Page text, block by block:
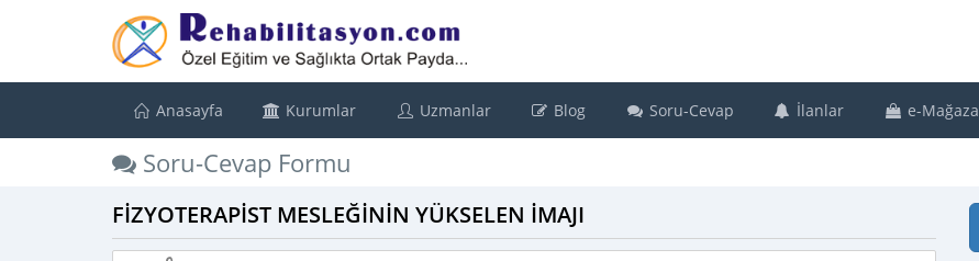
Anasayfa Kurumlar Uzmanlar Blog Soru-Cevap İlanlar e-Mağaza
Soru-Cevap Formu
FİZYOTERAPİST MESLEĞİNİN YÜKSELEN İMAJI